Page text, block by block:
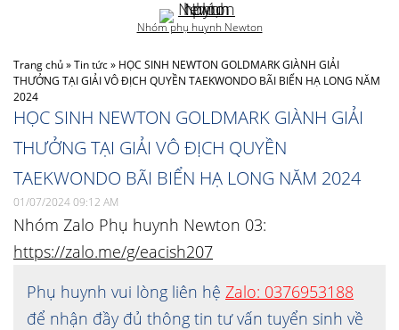
Trang chủ»Tin tức» HỌC SINH NEWTON GOLDMARK GIÀNH GIẢI
THƯỞNG TẠI GIẢI VÔ ĐỊCH QUYỀN TAEKWONDO BÃI BIỂN HẠ LONG NĂM
2024
HỌC SINH NEWTON GOLDMARK GIÀNH GIẢI
THƯỞNG TẠI GIẢI VÔ ĐỊCH QUYỀN
TAEKWONDO BÃI BIỂN HẠ LONG NĂM 2024
01/07/2024 09:12 AM
Nhóm Zalo Phụ huynh Newton 03:
https://zalo.me/g/eacish207
Phụ huynh vui lòng liên hệ Zalo: 0376953188
để nhận đầy đủ thông tin tư vấn tuyển sinh về
Nhóm phụ huynh Newton